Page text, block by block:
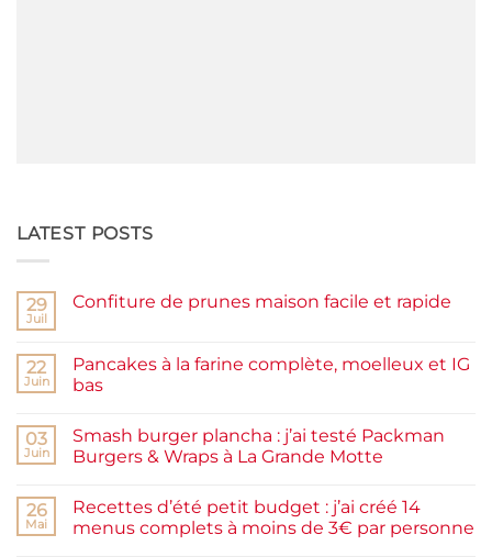
LATEST POSTS
29
Juil
Confiture de prunes maison facile et rapide
Confiture
de
prunes
et
rapide
22
Juin
Pancakes à la farine complète, moelleux et IG
bas
sur
Pancakes
à
complète,
et
03
Juin
Smash burger plancha : j’ai testé Packman
Burgers & Wraps à La Grande Motte
sur
burger
26
Mai
Recettes d’été petit budget : j’ai créé 14
menus complets à moins de 3€ par personne